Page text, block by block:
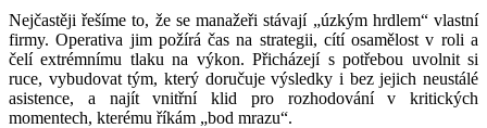
Nejčastěji řešíme to, že se manažeři stávají „úzkým hrdlem“ vlastní
firmy. Operativa jim požírá čas na strategii, cítí osamělost v roli a
čelí extrémnímu tlaku na výkon. Přicházejí s potřebou uvolnit si
ruce, vybudovat tým, který doručuje výsledky i bez jejich neustálé
asistence, a najít vnitřní klid pro rozhodování v kritických
momentech, kterému říkám „bod mrazu“.